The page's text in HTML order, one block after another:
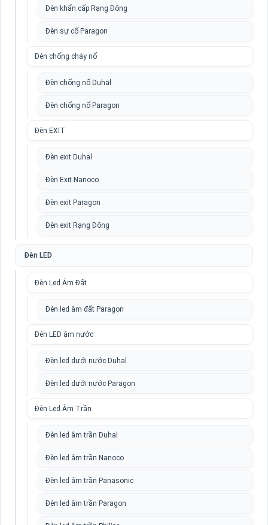
Đèn khẩn cấp Rạng Đông
Đèn sự cố Paragon
Đèn chống cháy nổ
Đèn chống nổ Duhal
Đèn chống nổ Paragon
Đèn EXIT
Đèn exit Duhal
Đèn Exit Nanoco
Đèn exit Paragon
Đèn exit Rạng Đông
Đèn LED
Đèn Led Âm Đất
Đèn led âm đất Paragon
Đèn LED âm nước
Đèn led dưới nước Duhal
Đèn led dưới nước Paragon
Đèn Led Âm Trần
Đèn led âm trần Duhal
Đèn led âm trần Nanoco
Đèn led âm trần Panasonic
Đèn led âm trần Paragon